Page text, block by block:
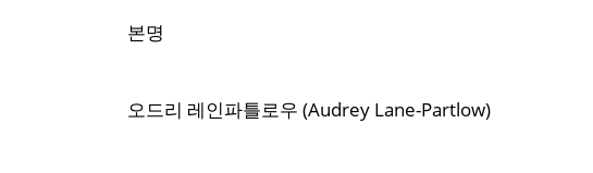
본명
오드리 레인파틀로우 (Audrey Lane-Partlow)